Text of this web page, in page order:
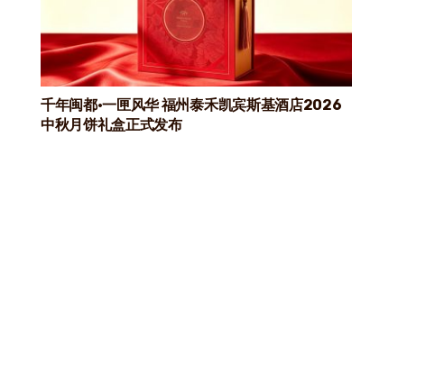
千年闽都·一匣风华 福州泰禾凯宾斯基酒店2026
中秋月饼礼盒正式发布